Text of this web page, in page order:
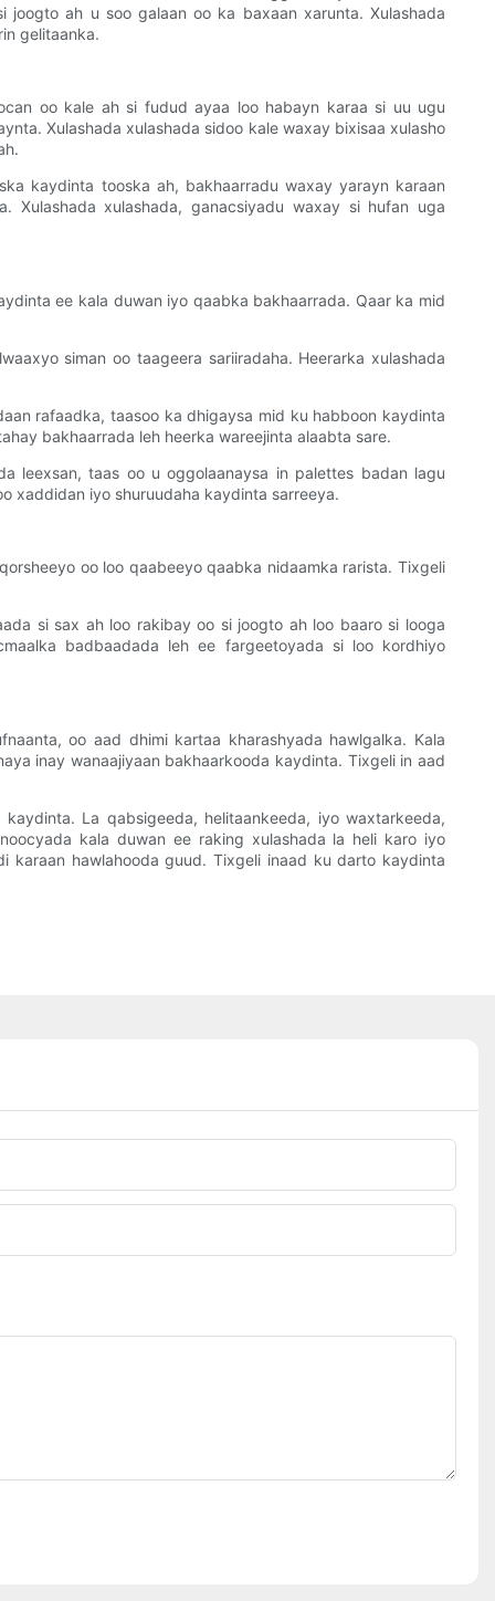
ah u soo galaan oo ka baxaan xarunta. Xulashada
gelitaanka.
oo kale ah si fudud ayaa loo habayn karaa si uu ugu
Xulashada xulashada sidoo kale waxay bixisaa xulasho
kaydinta tooska ah, bakhaarradu waxay yarayn karaan
Xulashada xulashada, ganacsiyadu waxay si hufan uga
ee kala duwan iyo qaabka bakhaarrada. Qaar ka mid
siman oo taageera sariiradaha. Heerarka xulashada
rafaadka, taasoo ka dhigaysa mid ku habboon kaydinta
bakhaarrada leh heerka wareejinta alaabta sare.
leexsan, taas oo u oggolaanaysa in palettes badan lagu
xaddidan iyo shuruudaha kaydinta sarreeya.
oo loo qaabeeyo qaabka nidaamka rarista. Tixgeli
si sax ah loo rakibay oo si joogto ah loo baaro si looga
badbaadada leh ee fargeetoyada si loo kordhiyo
oo aad dhimi kartaa kharashyada hawlgalka. Kala
inay wanaajiyaan bakhaarkooda kaydinta. Tixgeli in aad
La qabsigeeda, helitaankeeda, iyo waxtarkeeda,
kala duwan ee raking xulashada la heli karo iyo
karaan hawlahooda guud. Tixgeli inaad ku darto kaydinta